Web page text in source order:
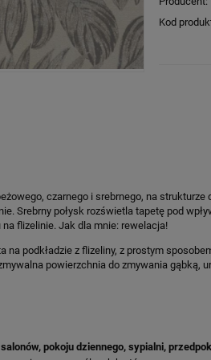
Kod
czarnego i srebrnego, na
Srebrny połysk rozświetla tapetę pod
flizelinie. Jak dla mnie: rewelacja!
na podkładzie z flizeliny, z prostym
powierzchnia do zmywania gąbką,
pokoju dziennego, sypialni,